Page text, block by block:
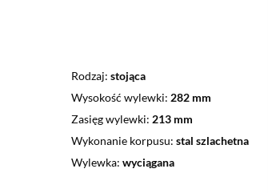
Rodzaj stojąca
Wysokość wylewki 282 mm
Zasięg wylewki 213 mm
Wykonanie korpusu stal szlachetna
Wylewka wyciągana